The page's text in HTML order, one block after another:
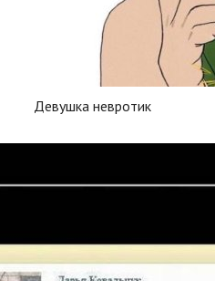
Девушка невротик